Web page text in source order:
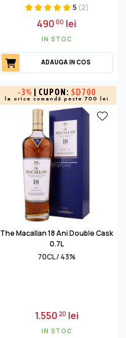
5 (2)
49000 lei
IN STOC
ADAUGA IN COS
-3% | CUPON: SD700
la orice comandă peste 700 lei
The Macallan 18 Ani Double Cask
0.7L
70CL / 43%
1.550 20 lei
IN STOC